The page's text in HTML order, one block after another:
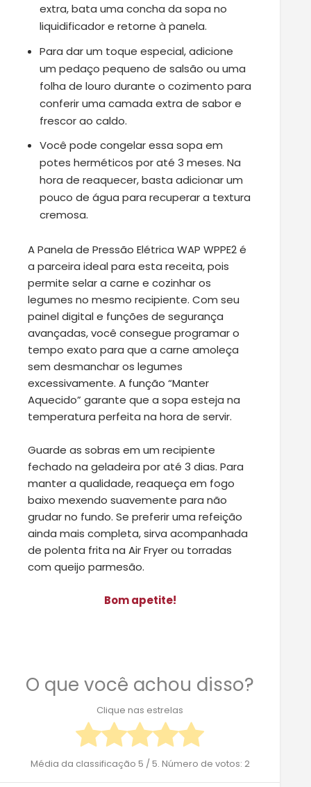
extra, bata uma concha da sopa no
liquidificador e retorne à panela.
Para dar um toque especial, adicione
um pedaço pequeno de salsão ou uma
folha de louro durante o cozimento para
conferir uma camada extra de sabor e
frescor ao caldo.
Você pode congelar essa sopa em
potes herméticos por até 3 meses. Na
hora de reaquecer, basta adicionar um
pouco de água para recuperar a textura
cremosa.
A Panela de Pressão Elétrica WAP WPPE2 é
a parceira ideal para esta receita, pois
permite selar a carne e cozinhar os
legumes no mesmo recipiente. Com seu
painel digital e funções de segurança
avançadas, você consegue programar o
tempo exato para que a carne amoleça
sem desmanchar os legumes
excessivamente. A função “Manter
Aquecido” garante que a sopa esteja na
temperatura perfeita na hora de servir.
Guarde as sobras em um recipiente
fechado na geladeira por até 3 dias. Para
manter a qualidade, reaqueça em fogo
baixo mexendo suavemente para não
grudar no fundo. Se preferir uma refeição
ainda mais completa, sirva acompanhada
de polenta frita na Air Fryer ou torradas
com queijo parmesão.
Bom apetite!
O que você achou disso?
Clique nas estrelas
Média da classificação 5 / 5. Número de votos: 2